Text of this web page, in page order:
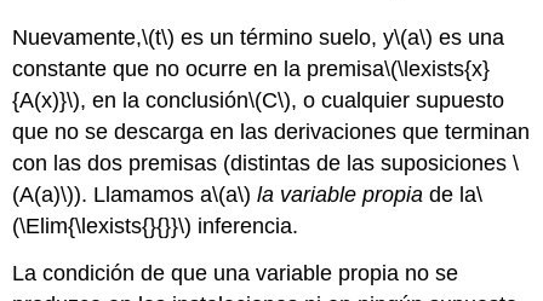
Nuevamente,\(t\) es un término suelo, y\(a\) es una
constante que no ocurre en la premisa\(\lexists{x}
{A(x)}\), en la conclusión\(C\), o cualquier supuesto
que no se descarga en las derivaciones que terminan
con las dos premisas (distintas de las suposiciones\
(A(a)\)). Llamamos a\(a\) la variable propia de la\
(\Elim{\lexists{}{}}\) inferencia.
La condición de que una variable propia no se